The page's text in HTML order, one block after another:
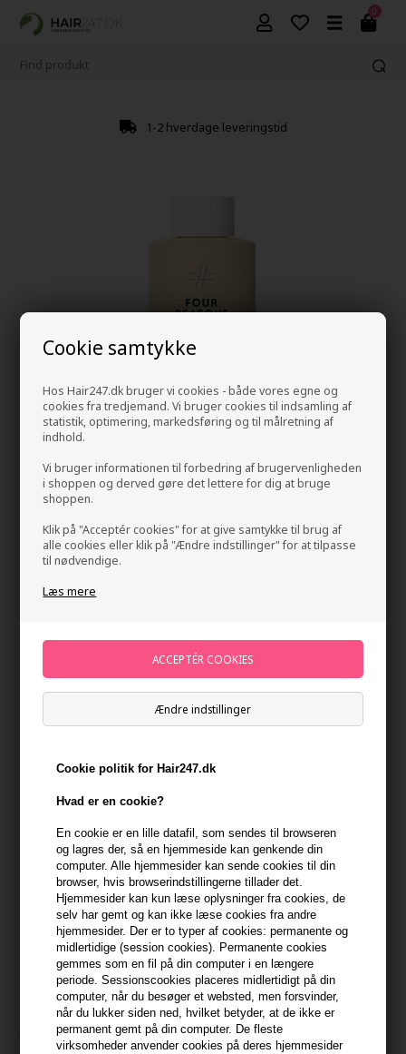
Cookie samtykke
Hos Hair247.dk bruger vi cookies - både vores egne og
cookies fra tredjemand. Vi bruger cookies til indsamling af
statistik, optimering, markedsføring og til målretning af
indhold.
Vi bruger informationen til forbedring af brugervenligheden
i shoppen og derved gøre det lettere for dig at bruge
shoppen.
Klik på "Acceptér cookies" for at give samtykke til brug af
alle cookies eller klik på "Ændre indstillinger" for at tilpasse
til nødvendige.
Læs mere
Ændre indstillinger
Cookie politik for Hair247.dk
Hvad er en cookie?
En cookie er en lille datafil, som sendes til browseren
og lagres der, så en hjemmeside kan genkende din
computer. Alle hjemmesider kan sende cookies til din
browser, hvis browserindstillingerne tillader det.
Hjemmesider kan kun læse oplysninger fra cookies, de
selv har gemt og kan ikke læse cookies fra andre
hjemmesider. Der er to typer af cookies: permanente og
midlertidige (session cookies). Permanente cookies
gemmes som en fil på din computer i en længere
periode. Sessionscookies placeres midlertidigt på din
computer, når du besøger et websted, men forsvinder,
når du lukker siden ned, hvilket betyder, at de ikke er
permanent gemt på din computer. De fleste
virksomheder anvender cookies på deres hjemmesider
0
1-2 hverdage leveringstid
Four Reasons Original Repair Conditioner 300ml
109,00DKK
min konto
399,10 DKK FRA GRATIS FRAGT
Beskrivelse Anmeldelser Fabrikant
Four Reasons Original Repair Conditioner 300ml
Styrk og genopbyg dit hår med Four Reasons Original Repair
Conditioner, der er ideel til skadet og behandlet hår, som trænger
til ekstra omsorg.